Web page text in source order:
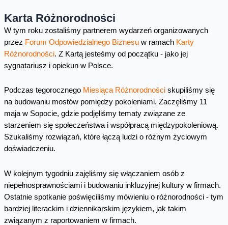
Karta Różnorodności
W tym roku zostaliśmy partnerem wydarzeń organizowanych
przez Forum Odpowiedzialnego Biznesuw ramach Karty
Różnorodności. Z Kartą jesteśmy od początku - jako jej
sygnatariusz i opiekun w Polsce.
Podczas tegorocznego Miesiąca Różnorodnościskupiliśmy się
na budowaniu mostów pomiędzy pokoleniami. Zaczęliśmy 11
maja w Sopocie, gdzie podjęliśmy tematy związane ze
starzeniem się społeczeństwa i współpracą międzypokoleniową.
Szukaliśmy rozwiązań, które łączą ludzi o różnym życiowym
doświadczeniu.
W kolejnym tygodniu zajęliśmy się włączaniem osób z
niepełnosprawnościami i budowaniu inkluzyjnej kultury w firmach.
Ostatnie spotkanie poświęciliśmy mówieniu o różnorodności - tym
bardziej literackim i dziennikarskim językiem, jak takim
związanym z raportowaniem w firmach.